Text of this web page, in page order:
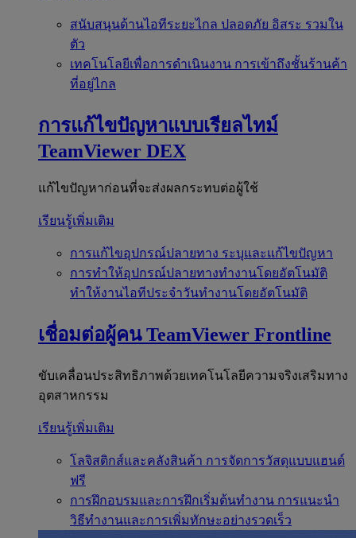
สนับสนุนด้านไอทีระยะไกล ปลอดภัย อิสระ รวมใน
ตัว
เทคโนโลยีเพื่อการดำเนินงาน การเข้าถึงชั้นร้านค้า
ที่อยู่ไกล
การแก้ไขปัญหาแบบเรียลไทม์
TeamViewer DEX
แก้ไขปัญหาก่อนที่จะส่งผลกระทบต่อผู้ใช้
เรียนรู้เพิ่มเติม
การแก้ไขอุปกรณ์ปลายทาง ระบุและแก้ไขปัญหา
การทำให้อุปกรณ์ปลายทางทำงานโดยอัตโนมัติ
ทำให้งานไอทีประจำวันทำงานโดยอัตโนมัติ
เชื่อมต่อผู้คน TeamViewer Frontline
ขับเคลื่อนประสิทธิภาพด้วยเทคโนโลยีความจริงเสริมทาง
อุตสาหกรรม
เรียนรู้เพิ่มเติม
โลจิสติกส์และคลังสินค้า การจัดการวัสดุแบบแฮนด์
ฟรี
การฝึกอบรมและการฝึกเริ่มต้นทำงาน การแนะนำ
วิธีทำงานและการเพิ่มทักษะอย่างรวดเร็ว